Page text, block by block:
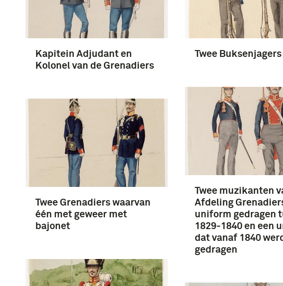
Kapitein Adjudant en
Kolonel van de Grenadiers
Twee Grenadiers waarvan
één met geweer met
bajonet
Twee Buksenjagers
Twee muzikanten
Afdeling
uniform gedragen
1829-1840 en een
dat vanaf 1840
gedragen